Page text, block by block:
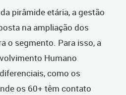
pirâmide etária, a gestão
na ampliação dos
o segmento. Para isso, a
Humano
como os
os 60+ têm contato